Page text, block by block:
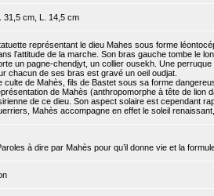
31,5 cm, L. 14,5 cm
représentant le dieu Mahes sous forme
l’attitude de la marche. Son bras gauche tombe le
un pagne-chendjyt, un collier ousekh. Une
chacun de ses bras est gravé un oeil oudjat.
culte de Mahès, fils de Bastet sous sa forme
de Mahès (anthropomorphe à tête de lion
de ce dieu. Son aspect solaire est cependant
Mahès accompagne en effet le soleil
à dire par Mahès pour qu’il donne vie et la